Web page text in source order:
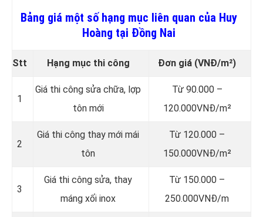
Bảng giá một số hạng mục liên quan của Huy
Hoàng tại Đồng Nai
Stt Hạng mục thi công Đơn giá (VNĐ/m²)
1
Giá thi công sửa chữa, lợp
tôn mới
Từ 90.000 –
120.000VNĐ/m²
2
Giá thi công thay mới mái
tôn
Từ 120.000 –
150.000VNĐ/m²
3
Giá thi công sửa, thay
máng xối inox
Từ 150.000 –
250.000VNĐ/m